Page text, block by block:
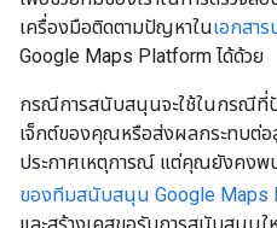
เครื่องมือติดตามปัญหาในเอกสา
Google Maps Platform ได้ด้วย
กรณีการสนับสนุนจะใช้ในกรณีที่ปั
เจ็กต์ของคุณหรือส่งผลกระทบต่อ
ประกาศเหตุการณ์ แต่คุณยังคงพ
ของทีมสนับสนุน Google Maps
และสร้างเคสขอรับการสนับสนุนใ